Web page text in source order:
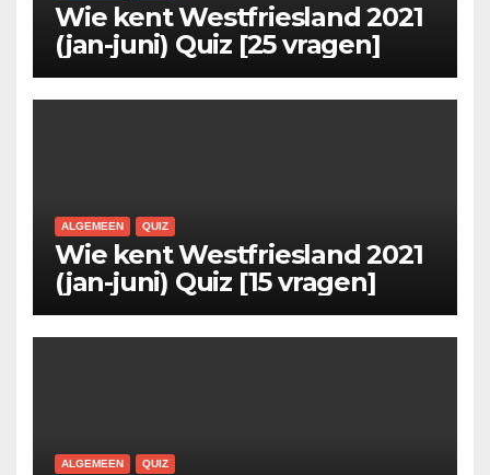
Wie kent Westfriesland 2021
(jan-juni) Quiz [25 vragen]
ALGEMEEN QUIZ
Wie kent Westfriesland 2021
(jan-juni) Quiz [15 vragen]
ALGEMEEN QUIZ